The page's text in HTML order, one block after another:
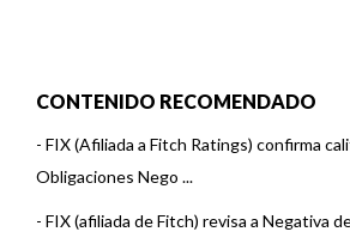
CONTENIDO RECOMENDADO
- FIX (Afiliada a Fitch Ratings) confirma
Obligaciones Nego ...
- FIX (afiliada de Fitch) revisa a Negativa